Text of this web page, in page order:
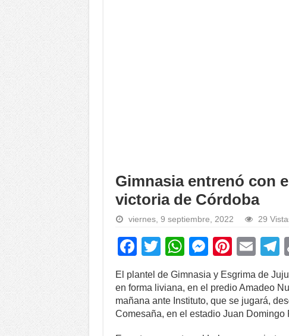
Gimnasia entrenó con
victoria de Córdoba
viernes, 9 septiembre, 2022 29
F
c
e
b
T
wi
tt
er
W
at
s
A
M
ss
e
n
Pi
nt
er
e
st
E
m
ail
el
El plantel de Gimnasia y Esgrima de
en forma liviana, en el predio Amadeo
mañana ante Instituto, que se jugará,
Comesaña, en el estadio Juan Domingo